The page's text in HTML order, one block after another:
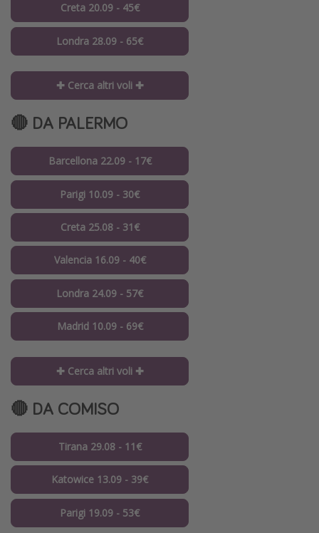
Creta 20.09 - 45€
Londra 28.09 - 65€
✚ Cerca altri voli ✚
🔴 DA PALERMO
Barcellona 22.09 - 17€
Parigi 10.09 - 30€
Creta 25.08 - 31€
Valencia 16.09 - 40€
Londra 24.09 - 57€
Madrid 10.09 - 69€
✚ Cerca altri voli ✚
🔴 DA COMISO
Tirana 29.08 - 11€
Katowice 13.09 - 39€
Parigi 19.09 - 53€